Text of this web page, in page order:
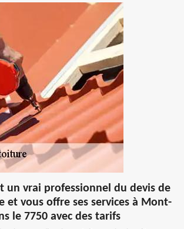
un vrai professionnel du devis de
et vous offre ses services à Mont-
le 7750 avec des tarifs